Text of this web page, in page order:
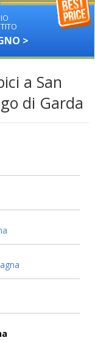
>
a San
di Garda